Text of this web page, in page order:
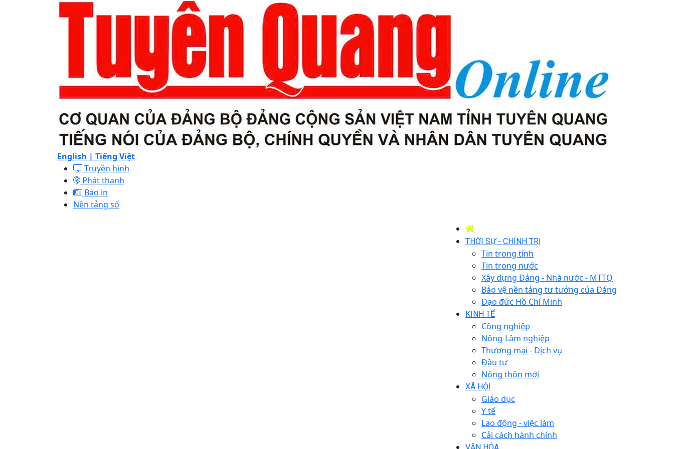
English | Tiếng Việt
Truyền hình
Phát thanh
Báo in
Nền tảng số
THỜI SỰ - CHÍNH TRỊ
Tin trong tỉnh
Tin trong nước
Xây dựng Đảng - Nhà nước - MTTQ
Bảo vệ nền tảng tư tưởng của Đảng
Đạo đức Hồ Chí Minh
KINH TẾ
Công nghiệp
Nông-Lâm nghiệp
Thương mại - Dịch vụ
Đầu tư
Nông thôn mới
XÃ HỘI
Giáo dục
Y tế
Lao động - việc làm
Cải cách hành chính